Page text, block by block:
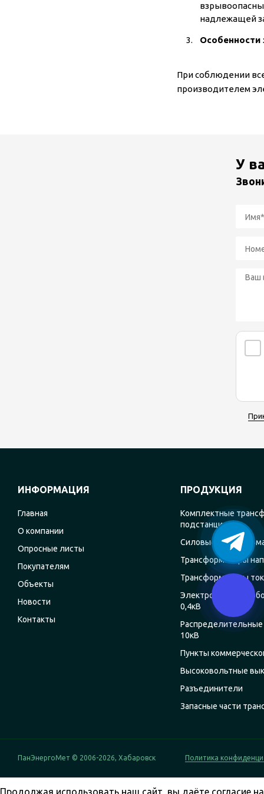
надлежащей
Особенности
При соблюдении
производителем
У
ИНФОРМАЦИЯ
Главная
О компании
Опросные листы
Покупателям
Объекты
Новости
Контакты
ПРОДУКЦИЯ
Комплектные
подстанции
Силовые
Трансформаторы
Трансформаторы
Электрощитовое
0,4кВ
Распределительные
10кВ
Пункты
Высоковольтные
Разъединители
Запасные части
ПанЭнергоМет © 2006-2026, Хабаровск Политика
Продолжая использовать наш сайт, вы даёте согласие на